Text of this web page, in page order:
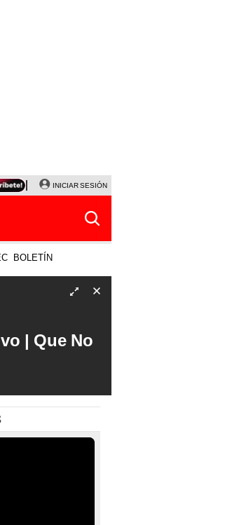
7 DE AGOSTO ALBERTO BENAVIDES
INICIAR SESIÓN
BOLETÍN
| Que No